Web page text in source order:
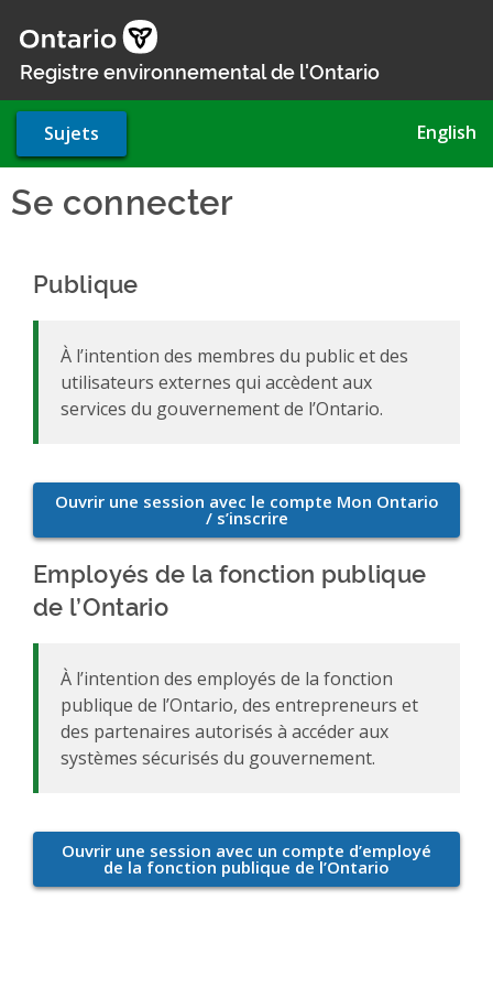
au
contenu
Registre environnemental de l'Ontario
Sujets English
Se connecter
Publique
À l’intention des membres du public et des
utilisateurs externes qui accèdent aux
services du gouvernement de l’Ontario.
Employés de la fonction publique
de l’Ontario
À l’intention des employés de la fonction
publique de l’Ontario, des entrepreneurs et
des partenaires autorisés à accéder aux
systèmes sécurisés du gouvernement.